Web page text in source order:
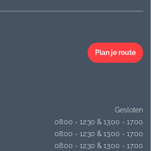
Plan je route
Gesloten
08:00 - 12:30 & 13:00 - 17:00
08:00 - 12:30 & 13:00 - 17:00
08:00 - 12:30 & 13:00 - 17:00